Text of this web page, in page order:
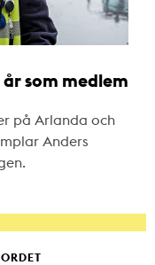
som medlem
på Arlanda och
Anders